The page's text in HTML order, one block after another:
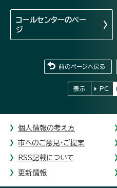
コールセンターのペー
ジ
前のページへ戻る
表示 PC
個人情報の考え方
市へのご意見・ご提案
RSS記載について
更新情報